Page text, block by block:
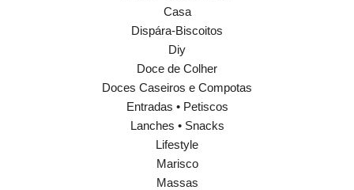
Casa
Dispára-Biscoitos
Diy
Doce de Colher
Doces Caseiros e Compotas
Entradas • Petiscos
Lanches • Snacks
Lifestyle
Marisco
Massas